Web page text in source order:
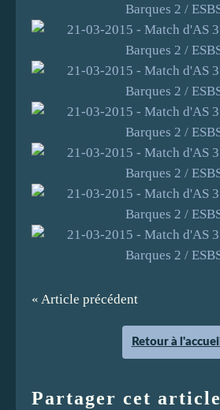
« Article précédent
Retour à l'accueil
Partager cet article